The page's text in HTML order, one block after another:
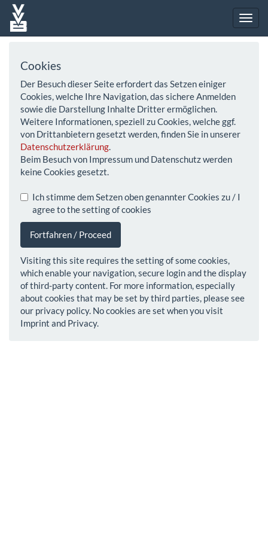
Cookies
Der Besuch dieser Seite erfordert das Setzen einiger
Cookies, welche Ihre Navigation, das sichere Anmelden
sowie die Darstellung Inhalte Dritter ermöglichen.
Weitere Informationen, speziell zu Cookies, welche ggf.
von Drittanbietern gesetzt werden, finden Sie in unserer
Datenschutzerklärung.
Beim Besuch von Impressum und Datenschutz werden
keine Cookies gesetzt.
Ich stimme dem Setzen oben genannter Cookies zu / I
agree to the setting of cookies
Fortfahren / Proceed
Visiting this site requires the setting of some cookies,
which enable your navigation, secure login and the display
of third-party content. For more information, especially
about cookies that may be set by third parties, please see
our privacy policy. No cookies are set when you visit
Imprint and Privacy.